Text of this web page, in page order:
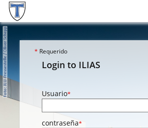
* Requerido
Login to ILIAS
Usuario*
contraseña*